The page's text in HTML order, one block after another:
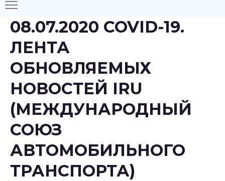
08.07.2020 COVID-19.
ЛЕНТА
ОБНОВЛЯЕМЫХ
НОВОСТЕЙ IRU
(МЕЖДУНАРОДНЫЙ
СОЮЗ
АВТОМОБИЛЬНОГО
ТРАНСПОРТА)